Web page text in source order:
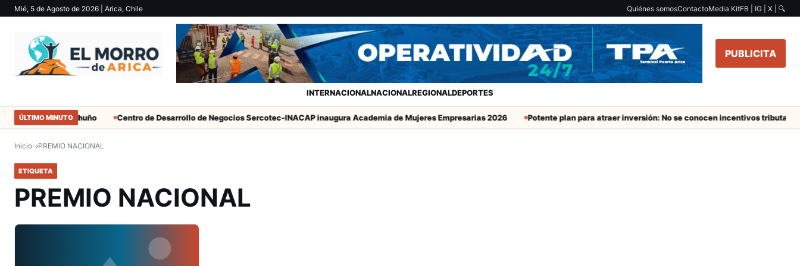
Mié, 5 de Agosto de 2026 | Arica, Chile Quiénes somosContactoMedia KitFB | IG | X | 🔍
PUBLICITA
INTERNACIONALNACIONALREGIONALDEPORTES
ÚLTIMO MINUTO
en Cerro Chuño Centro de Desarrollo de Negocios Sercotec-INACAP inaugura Academia de Mujeres Empresarias 2026 Potente plan para atraer inversión: No se conocen incentivos tributarios
Inicio PREMIO NACIONAL
ETIQUETA
PREMIO NACIONAL